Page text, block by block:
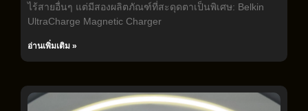
ไร้สายอื่นๆ แต่มีสองผลิตภัณฑ์ที่สะดุดตาเป็นพิเศษ: Belkin
UltraCharge Magnetic Charger
อ่านเพิ่มเติม »